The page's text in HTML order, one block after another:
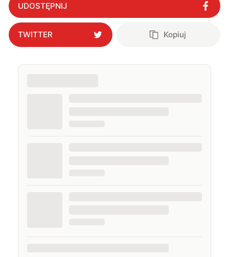
UDOSTĘPNIJ
TWITTER Kopiuj